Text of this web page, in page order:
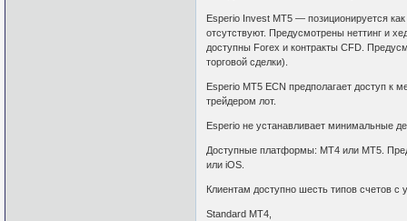
Esperio Invest MT5 — позиционируется
отсутствуют. Предусмотрены неттинг и
доступны Forex и контракты CFD.
торговой сделки).
Esperio МТ5 ECN предполагает доступ к
трейдером лот.
Esperio не устанавливает минимальные
Доступные платформы: MT4 или MT5.
или iOS.
Клиентам доступно шесть типов счетов
Standard MT4,